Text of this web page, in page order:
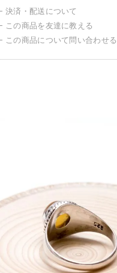
決済・配送について
この商品を友達に教える
この商品について問い合わせる